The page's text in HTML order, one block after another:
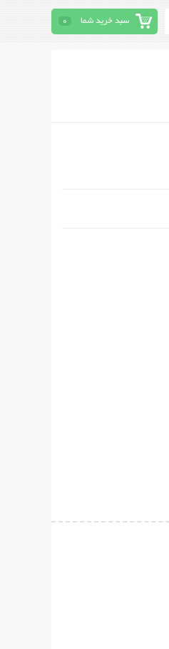
سبد خرید شما 0